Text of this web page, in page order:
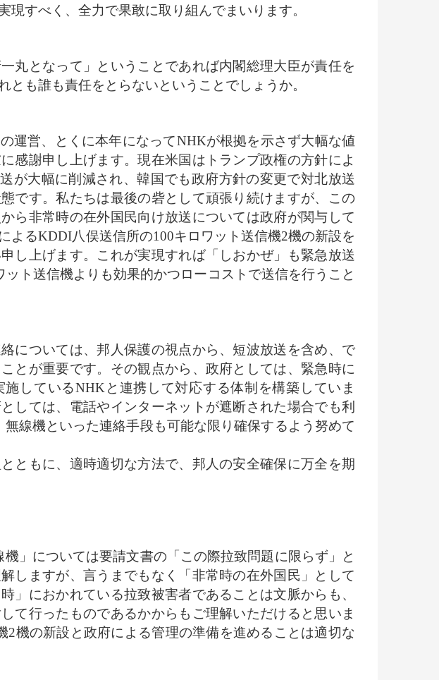
現すべく、全力で果敢に取り組んでまいります。
丸となって」ということであれば内閣総理大臣が責任を
とも誰も責任をとらないということでしょうか。
運営、とくに本年になってNHKが根拠を示さず大幅な値
感謝申し上げます。現在米国はトランプ政権の方針によ
が大幅に削減され、韓国でも政府方針の変更で対北放送
です。私たちは最後の砦として頑張り続けますが、この
ら非常時の在外国民向け放送については政府が関与して
よるKDDI八俣送信所の100キロワット送信機2機の新設を
し上げます。これが実現すれば「しおかぜ」も緊急放送
ト送信機よりも効果的かつローコストで送信を行うこと
については、邦人保護の視点から、短波放送を含め、で
とが重要です。その観点から、政府としては、緊急時に
しているNHKと連携して対応する体制を構築していま
しては、電話やインターネットが遮断された場合でも利
線機といった連絡手段も可能な限り確保するよう努めて
ともに、適時適切な方法で、邦人の安全確保に万全を期
」については要請文書の「この際拉致問題に限らず」と
しますが、言うまでもなく「非常時の在外国民」として
」におかれている拉致被害者であることは文脈からも、
て行ったものであるかからもご理解いただけると思いま
2機の新設と政府による管理の準備を進めることは適切な